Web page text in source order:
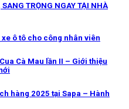
TRỌNG NGAY TẠI NHÀ
ô tô cho công nhân viên
Cà Mau lần II – Giới thiệu
hàng 2025 tại Sapa – Hành